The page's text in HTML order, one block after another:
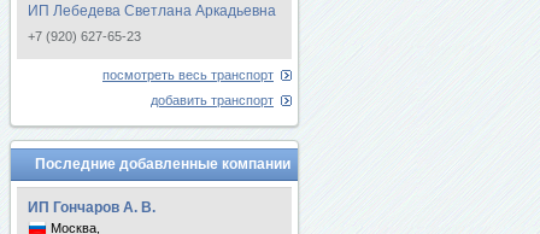
ИП Лебедева Светлана Аркадьевна
+7 (920) 627-65-23
посмотреть весь транспорт
добавить транспорт
Последние добавленные компании
ИП Гончаров А. В.
Москва,